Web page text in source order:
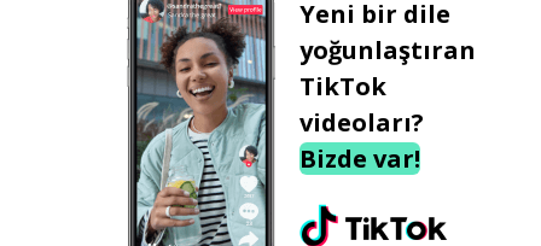
Yeni bir dile
yoğunlaştıran
TikTok
videoları?
Bizde var!